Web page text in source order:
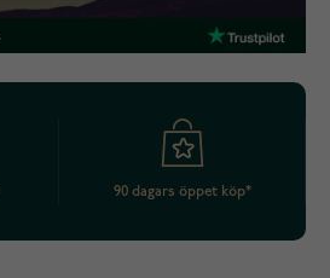
90 dagars öppet köp*